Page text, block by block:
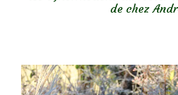
de chez